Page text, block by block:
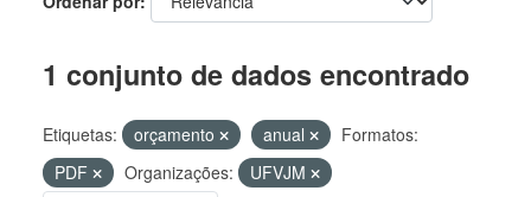
1 conjunto de dados encontrado
Etiquetas: orçamento anual
Formatos:
PDF
Organizações:
UFVJM